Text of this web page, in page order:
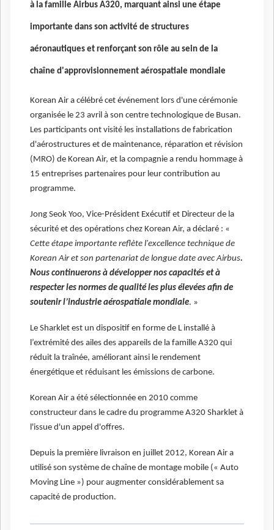
à la famille Airbus A320, marquant ainsi une étape
importante dans son activité de structures
aéronautiques et renforçant son rôle au sein de la
chaîne d'approvisionnement aérospatiale mondiale
Korean Air a célébré cet événement lors d'une cérémonie
organisée le 23 avril à son centre technologique de Busan.
Les participants ont visité les installations de fabrication
d'aérostructures et de maintenance, réparation et révision
(MRO) de Korean Air, et la compagnie a rendu hommage à
15 entreprises partenaires pour leur contribution au
programme.
Jong Seok Yoo, Vice-Président Exécutif et Directeur de la
sécurité et des opérations chez Korean Air, a déclaré : «
Cette étape importante reflète l'excellence technique de
Korean Air et son partenariat de longue date avec Airbus.
Nous continuerons à développer nos capacités et à
respecter les normes de qualité les plus élevées afin de
soutenir l’industrie aérospatiale mondiale. »
Le Sharklet est un dispositif en forme de L installé à
l’extrémité des ailes des appareils de la famille A320 qui
réduit la traînée, améliorant ainsi le rendement
énergétique et réduisant les émissions de carbone.
Korean Air a été sélectionnée en 2010 comme
constructeur dans le cadre du programme A320 Sharklet à
l'issue d'un appel d'offres.
Depuis la première livraison en juillet 2012, Korean Air a
utilisé son système de chaîne de montage mobile (« Auto
Moving Line ») pour augmenter considérablement sa
capacité de production.